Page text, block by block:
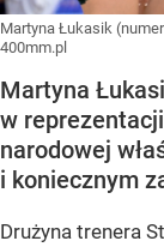
Martyna Łukasik
400mm.pl
Martyna
w
narodowej
i koniecznym
Drużyna trenera